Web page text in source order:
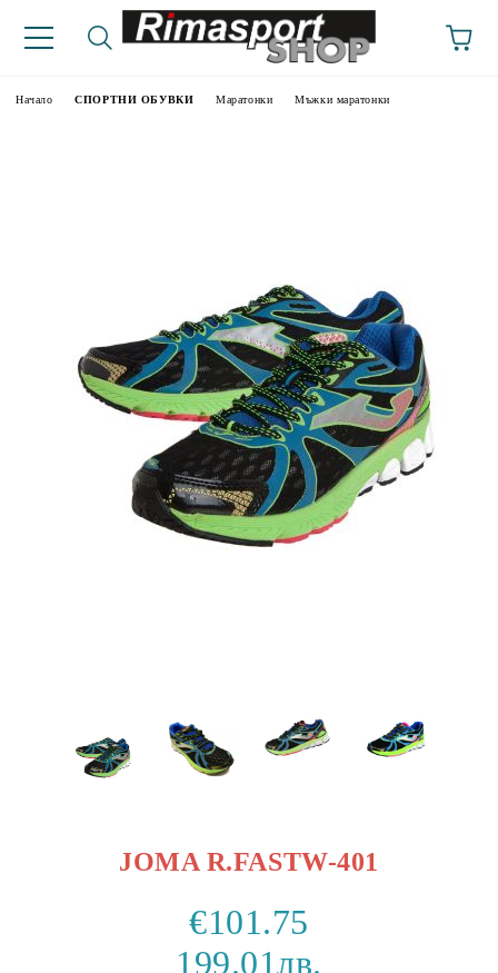
Начало СПОРТНИ ОБУВКИ Маратонки Мъжки маратонки
JOMA R.FASTW-401
€101.75
199.01лв.